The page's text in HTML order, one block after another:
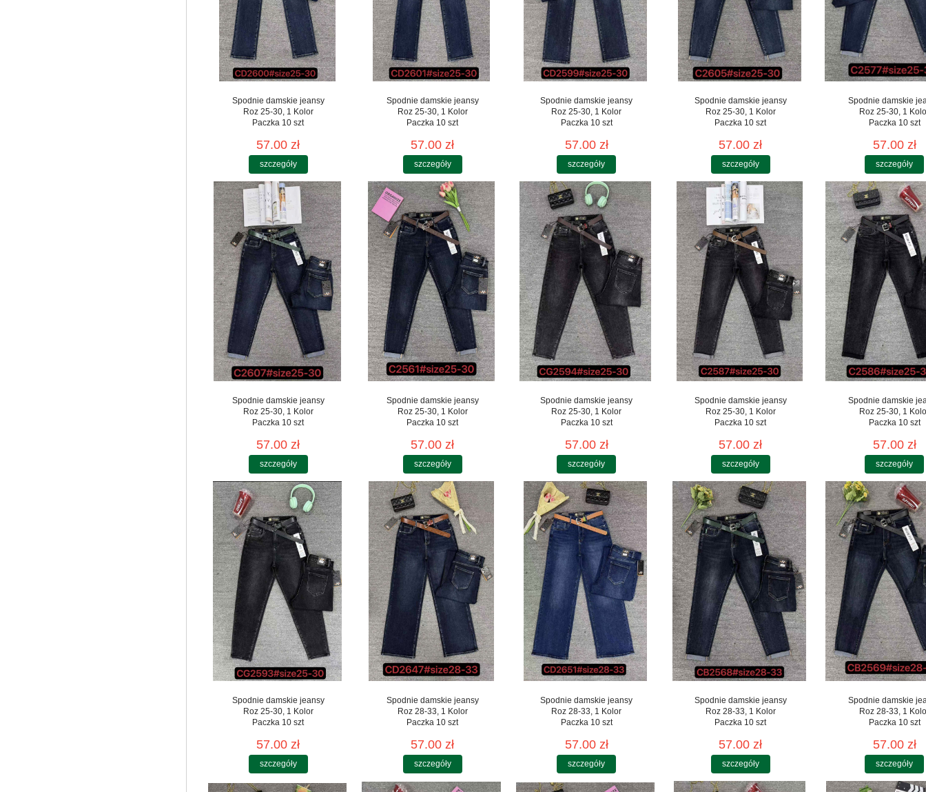
Spodnie damskie jeansy
Roz 25-30, 1 Kolor
Paczka 10 szt
57.00 zł
szczegóły
Spodnie damskie jeansy
Roz 25-30, 1 Kolor
Paczka 10 szt
57.00 zł
szczegóły
Spodnie damskie jeansy
Roz 25-30, 1 Kolor
Paczka 10 szt
57.00 zł
szczegóły
Spodnie damskie jeansy
Roz 25-30, 1 Kolor
Paczka 10 szt
57.00 zł
szczegóły
Spodnie damskie
Roz 25-30, 1
Paczka 10 szt
57.00 zł
szczegóły
Spodnie damskie jeansy
Roz 25-30, 1 Kolor
Paczka 10 szt
57.00 zł
szczegóły
Spodnie damskie jeansy
Roz 25-30, 1 Kolor
Paczka 10 szt
57.00 zł
szczegóły
Spodnie damskie jeansy
Roz 25-30, 1 Kolor
Paczka 10 szt
57.00 zł
szczegóły
Spodnie damskie jeansy
Roz 25-30, 1 Kolor
Paczka 10 szt
57.00 zł
szczegóły
Spodnie damskie
Roz 25-30, 1
Paczka 10 szt
57.00 zł
szczegóły
Spodnie damskie jeansy
Roz 25-30, 1 Kolor
Paczka 10 szt
57.00 zł
szczegóły
Spodnie damskie jeansy
Roz 28-33, 1 Kolor
Paczka 10 szt
57.00 zł
szczegóły
Spodnie damskie jeansy
Roz 28-33, 1 Kolor
Paczka 10 szt
57.00 zł
szczegóły
Spodnie damskie jeansy
Roz 28-33, 1 Kolor
Paczka 10 szt
57.00 zł
szczegóły
Spodnie damskie
Roz 28-33, 1
Paczka 10 szt
57.00 zł
szczegóły